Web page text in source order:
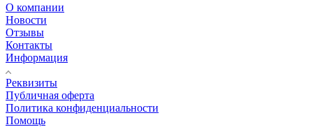
О компании
Новости
Отзывы
Контакты
Информация
Реквизиты
Публичная оферта
Политика конфиденциальности
Помощь